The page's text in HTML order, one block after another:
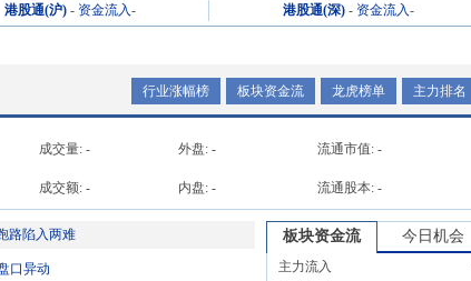
港股通(沪) - 资金流入- 港股通(深) - 资金流入-
行业涨幅榜 板块资金流 龙虎榜单 主力排名
成交量: - 外盘: - 流通市值: -
成交额: - 内盘: - 流通股本: -
路陷入两难
口异动
板块资金流 今日机会
主力流入